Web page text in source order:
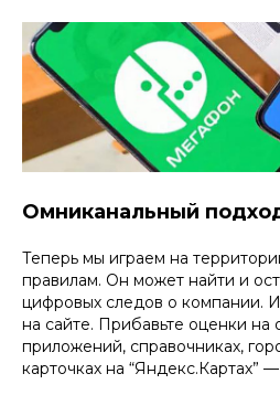
Омниканальный
Теперь мы играем на
правилам. Он может найти и
цифровых следов о компании.
на сайте. Прибавьте оценки на
приложений, справочниках,
карточках на “Яндекс.Картах”